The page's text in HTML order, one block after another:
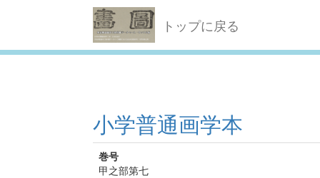
トップに戻る
小学普通画学本
巻号
甲之部第七